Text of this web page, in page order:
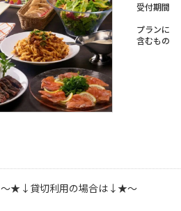
受付期間
プランに
含むもの
～★↓貸切利用の場合は↓★～